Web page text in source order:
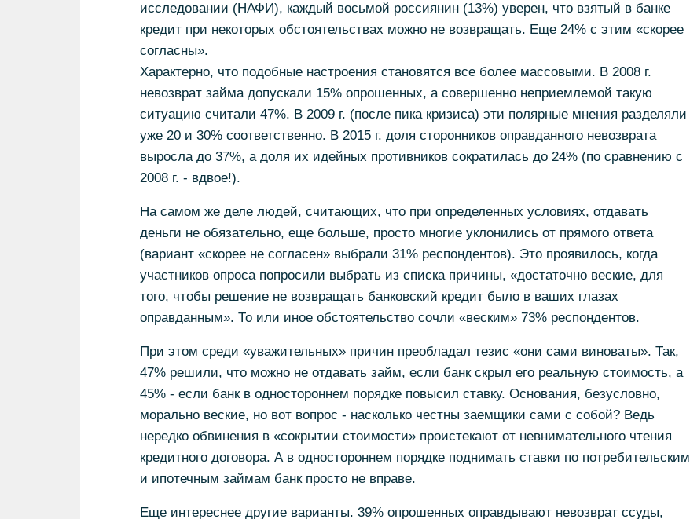
исследовании (НАФИ), каждый восьмой россиянин (13%) уверен, что взятый в банке
кредит при некоторых обстоятельствах можно не возвращать. Еще 24% с этим «скорее
согласны».
Характерно, что подобные настроения становятся все более массовыми. В 2008 г.
невозврат займа допускали 15% опрошенных, а совершенно неприемлемой такую
ситуацию считали 47%. В 2009 г. (после пика кризиса) эти полярные мнения разделяли
уже 20 и 30% соответственно. В 2015 г. доля сторонников оправданного невозврата
выросла до 37%, а доля их идейных противников сократилась до 24% (по сравнению с
2008 г. - вдвое!).
На самом же деле людей, считающих, что при определенных условиях, отдавать
деньги не обязательно, еще больше, просто многие уклонились от прямого ответа
(вариант «скорее не согласен» выбрали 31% респондентов). Это проявилось, когда
участников опроса попросили выбрать из списка причины, «достаточно веские, для
того, чтобы решение не возвращать банковский кредит было в ваших глазах
оправданным». То или иное обстоятельство сочли «веским» 73% респондентов.
При этом среди «уважительных» причин преобладал тезис «они сами виноваты». Так,
47% решили, что можно не отдавать займ, если банк скрыл его реальную стоимость, а
45% - если банк в одностороннем порядке повысил ставку. Основания, безусловно,
морально веские, но вот вопрос - насколько честны заемщики сами с собой? Ведь
нередко обвинения в «сокрытии стоимости» проистекают от невнимательного чтения
кредитного договора. А в одностороннем порядке поднимать ставки по потребительским
и ипотечным займам банк просто не вправе.
Еще интереснее другие варианты. 39% опрошенных оправдывают невозврат ссуды,